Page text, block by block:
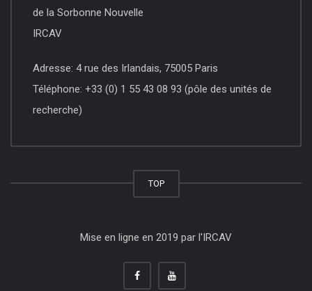
de la Sorbonne Nouvelle
IRCAV
Adresse: 4 rue des Irlandais, 75005 Paris
Téléphone: +33 (0) 1 55 43 08 93 (pôle des unités de
recherche)
TOP
Mise en ligne en 2019 par l'IRCAV